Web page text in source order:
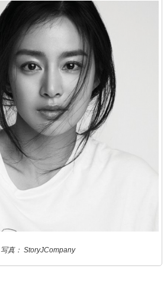
写真： StoryJCompany